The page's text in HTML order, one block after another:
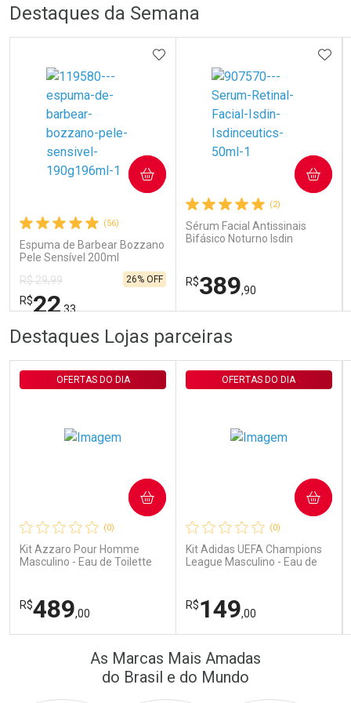
Laboratório
Por R$ 29,30/cada
Por Menos
Por R$ 29,30/cada
Destaques da Semana
(56)
Espuma de Barbear Bozzano
Pele Sensível 200ml
R$ 29,99
R$22,33
26% OFF
ADICIONAR AOS FAVORITOS
COMPRAR
FECHAR
Laboratório
Comprar sem Desconto
Por R$ 22,33/cada
FECHAR
Por Menos
Comprar sem Desconto
Por R$ 22,33/cada
(2)
Sérum Facial Antissinais
Bifásico Noturno Isdin
R$389,90
COMPRAR
Comprar sem Desconto
Por R$ 389,90/cada
Comprar sem Desconto
Por R$ 389,90/cada
Destaques Lojas parceiras
(0)
Kit Azzaro Pour Homme
Masculino - Eau de Toilette
OFERTAS DO DIA
R$489,00
COMPRAR
FECHAR
FECHAR
Por Menos
(0)
Kit Adidas UEFA Champions
League Masculino - Eau de
OFERTAS DO DIA
R$149,00
COMPRAR
Laboratório
Por Menos
As Marcas Mais Amadas
do Brasil e do Mundo